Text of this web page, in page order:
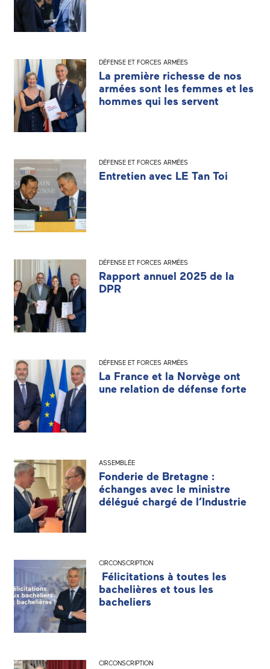
DÉFENSE ET FORCES ARMÉES
La première richesse de nos
armées sont les femmes et les
hommes qui les servent
DÉFENSE ET FORCES ARMÉES
Entretien avec LE Tan Toi
DÉFENSE ET FORCES ARMÉES
Rapport annuel 2025 de la
DPR
DÉFENSE ET FORCES ARMÉES
La France et la Norvège ont
une relation de défense forte
ASSEMBLÉE
Fonderie de Bretagne :
échanges avec le ministre
délégué chargé de l’Industrie
CIRCONSCRIPTION
Félicitations à toutes les
bachelières et tous les
bacheliers
CIRCONSCRIPTION